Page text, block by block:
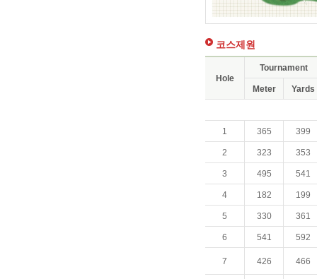
코스제원
Hole
Tournament
Meter Yards
1 365 399
2 323 353
3 495 541
4 182 199
5 330 361
6 541 592
7 426 466